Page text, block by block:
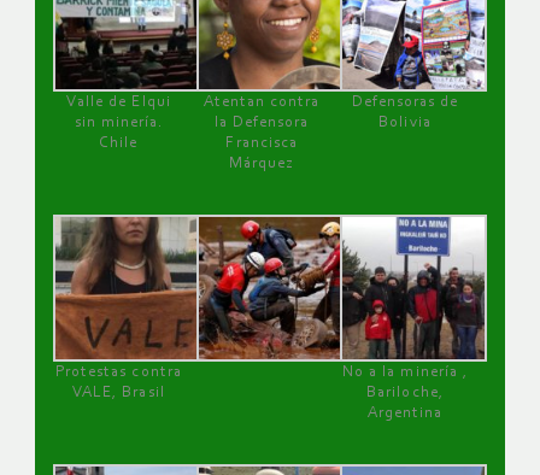
Valle de Elqui
sin minería.
Chile
Atentan contra
la Defensora
Francisca
Márquez
Defensoras de
Bolivia
Protestas contra
VALE, Brasil
No a la minería ,
Bariloche,
Argentina